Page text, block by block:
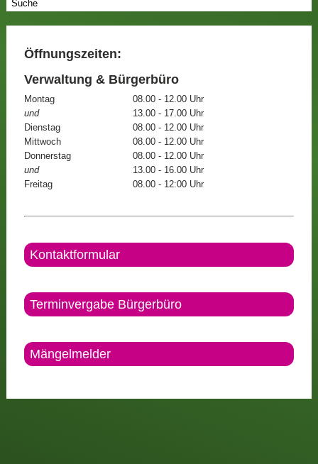
Öffnungszeiten:
Verwaltung & Bürgerbüro
Montag
08.00 - 12.00 Uhr
und
13.00 - 17.00 Uhr
Dienstag
08.00 - 12.00 Uhr
Mittwoch
08.00 - 12.00 Uhr
Donnerstag
08.00 - 12.00 Uhr
und
13.00 - 16.00 Uhr
Freitag
08.00 - 12:00 Uhr
Kontaktformular
Terminvergabe Bürgerbüro
Mängelmelder